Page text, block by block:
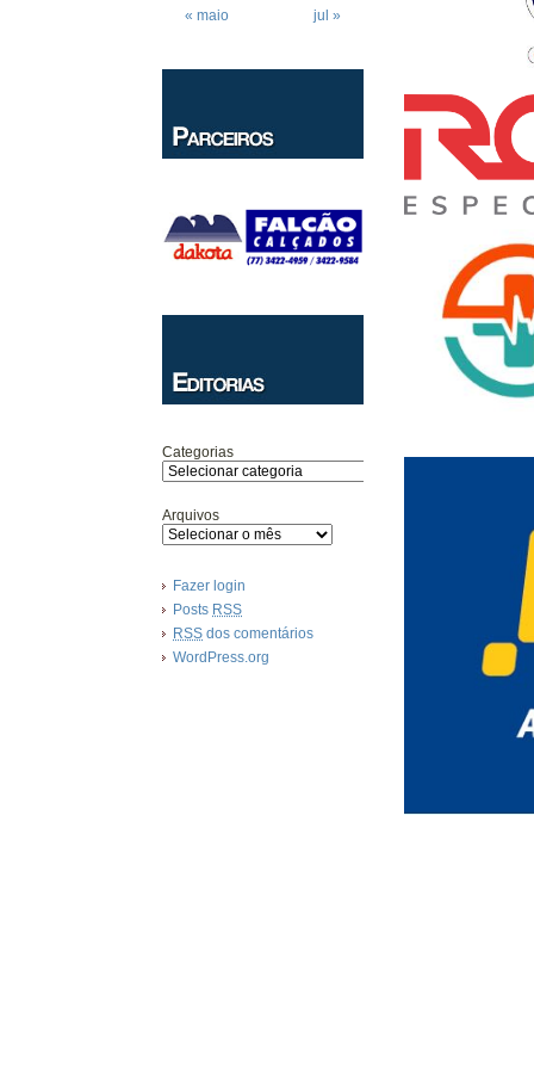
« maio jul »
Categorias
Arquivos
Fazer login
Posts RSS
RSS dos comentários
WordPress.org